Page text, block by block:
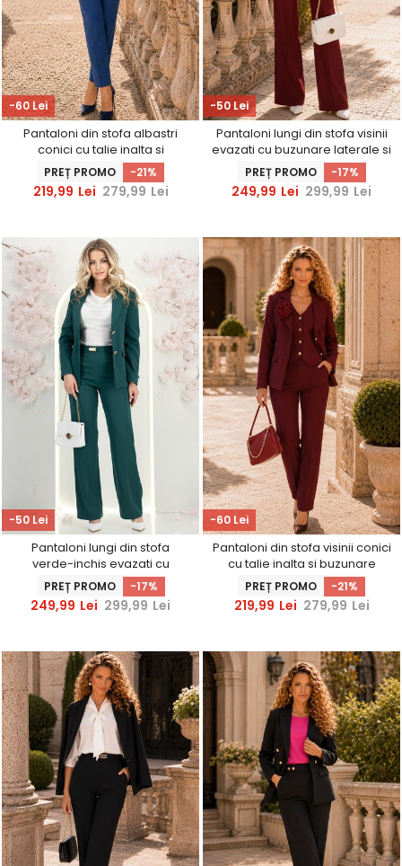
-60 Lei
Pantaloni din stofa albastri
conici cu talie inalta si
buzunare laterale -
StarShinerS
PREȚ PROMO -21%
219,99 Lei 279,99 Lei
-50 Lei
Pantaloni lungi din stofa visinii
evazati cu buzunare laterale si
accesoriu un talie-
StarShinerS
PREȚ PROMO -17%
249,99 Lei 299,99 Lei
-50 Lei
Pantaloni lungi din stofa
verde-inchis evazati cu
accesoriu in talie - StarShinerS
PREȚ PROMO -17%
249,99 Lei 299,99 Lei
-60 Lei
Pantaloni din stofa visinii conici
cu talie inalta si buzunare
laterale - StarShinerS
PREȚ PROMO -21%
219,99 Lei 279,99 Lei